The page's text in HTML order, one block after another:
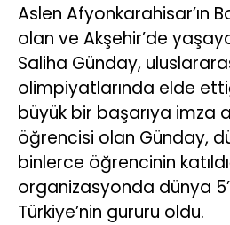
Aslen Afyonkarahisar’ın
olan ve Akşehir’de
Saliha Günday,
olimpiyatlarında elde
büyük bir başarıya imza
öğrencisi olan Günday,
binlerce öğrencinin
organizasyonda dünya
Türkiye’nin gururu oldu.